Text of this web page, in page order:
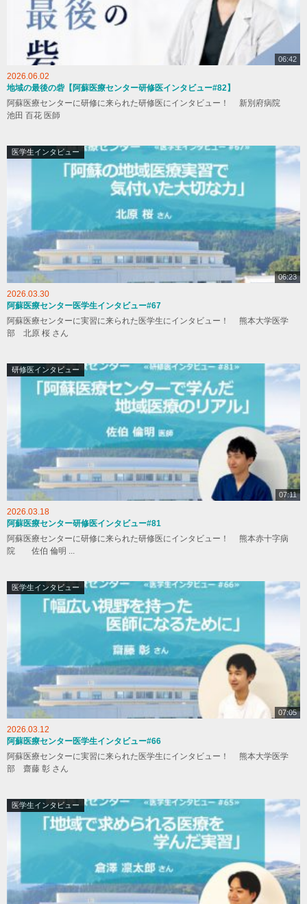
06:42
2026.06.02
地域の最後の砦【阿蘇医療センター研修医インタビュー#82】
阿蘇医療センターに研修に来られた研修医にインタビュー！ 新別府病院
池田 百花 医師
医学生インタビュー
06:23
2026.03.30
阿蘇医療センター医学生インタビュー#67
阿蘇医療センターに実習に来られた医学生にインタビュー！ 熊本大学医学
部 北原 桜 さん
研修医インタビュー
07:11
2026.03.18
阿蘇医療センター研修医インタビュー#81
阿蘇医療センターに研修に来られた研修医にインタビュー！ 熊本赤十字病
院 佐伯 倫明 ...
医学生インタビュー
07:05
2026.03.12
阿蘇医療センター医学生インタビュー#66
阿蘇医療センターに実習に来られた医学生にインタビュー！ 熊本大学医学
部 齋藤 彰 さん
医学生インタビュー